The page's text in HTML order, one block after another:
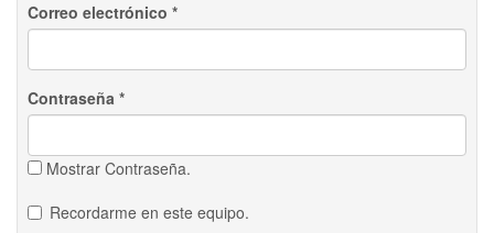
Correo electrónico *
Contraseña *
Mostrar Contraseña.
Recordarme en este equipo.